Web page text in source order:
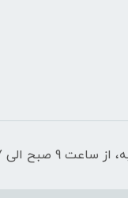
7 شب پاسخگوی شما هستیم